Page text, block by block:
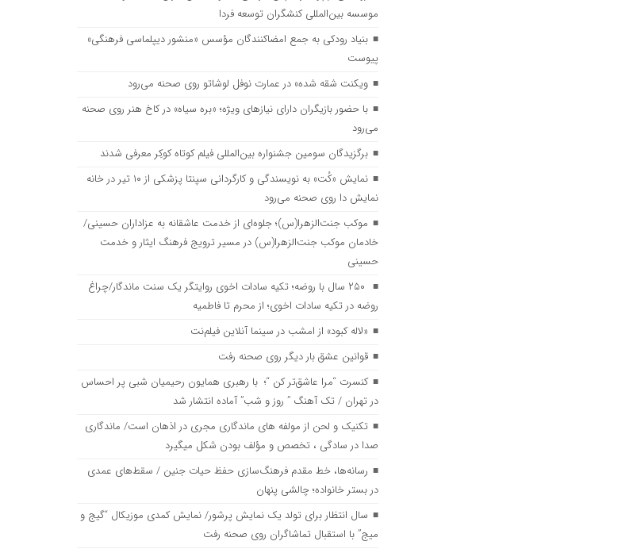
موسسه بین‌المللی کنشگران توسعه فردا
بنیاد رودکی به جمع امضاکنندگان مؤسس «منشور دیپلماسی فرهنگی»
پیوست
ویکنت شقه شده» در عمارت نوفل لوشاتو روی صحنه می‌رود
با حضور بازیگران دارای نیازهای ویژه؛ «بره سیاه» در کاخ هنر روی صحنه
می‌رود
برگزیدگان سومین جشنواره بین‌المللی فیلم کوتاه کوکِر معرفی شدند
نمایش «کُت» به نویسندگی و کارگردانی سپنتا پزشکی از ۱۰ تیر در خانه
نمایش دا روی صحنه می‌رود
موکب جنت‌الزهرا(س)؛ جلوه‌ای از خدمت عاشقانه به عزاداران حسینی/
خادمان موکب جنت‌الزهرا(س) در مسیر ترویج فرهنگ ایثار و خدمت
حسینی
۲۵۰ سال با روضه؛ تکیه سادات اخوی روایتگر یک سنت ماندگار/چراغ
روضه در تکیه سادات اخوی؛ از محرم تا فاطمیه
«لاله کبود» از امشب در سینما آنلاین فیلم‌نت
قوانین عشق بار دیگر روی صحنه رفت
کنسرت “مرا عاشق‌تر کن “؛ با رهبری همایون رحیمیان شبی پر احساس
در تهران / تک آهنگ ” روز و شب” آماده انتشار شد
تکنیک و لحن از مولفه های ماندگاری مجری در اذهان است/ ماندگاری
صدا در سادگی ، تخصص و مؤلف بودن شکل میگیرد
رسانه‌ها، خط مقدم فرهنگ‌سازی حفظ حیات جنین / سقط‌های عمدی
در بستر خانواده؛ چالشی پنهان
سال انتظار برای تولد یک نمایش پرشور/ نمایش کمدی موزیکال “گیج و
میج” با استقبال تماشاگران روی صحنه رفت